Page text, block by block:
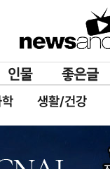
생활/건강